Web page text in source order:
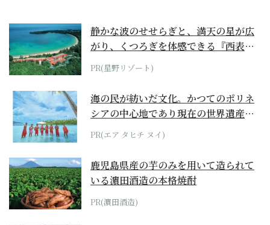
静かな波のせせらぎと、満天の星が広
がり、くつろぎを体感できる『西表島
ホテル by...
PR(星野リゾート)
海の民が紡いだ文化。かつてのポリネ
シアの中心地であり現在の世界遺産か
らみえてくる...
PR(エア タヒチ ヌイ)
鹿児島県産の芋のみを用いて造られて
いる濵田酒造の本格焼酎
PR(濵田酒造)